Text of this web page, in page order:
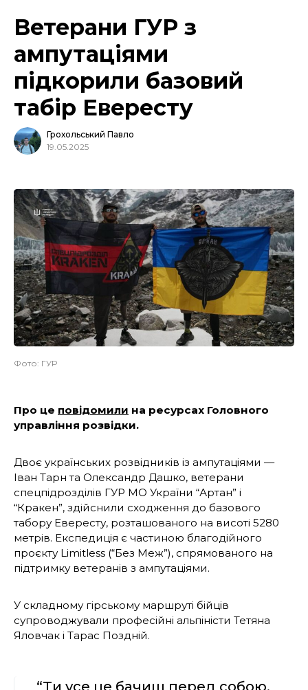
Ветерани ГУР з
ампутаціями
підкорили базовий
табір Евересту
Грохольський Павло
19.05.2025
Фото: ГУР
Про це повідомили на ресурсах Головного
управління розвідки.
Двоє українських розвідників із ампутаціями —
Іван Тарн та Олександр Дашко, ветерани
спецпідрозділів ГУР МО України “Артан” і
“Кракен”, здійснили сходження до базового
табору Евересту, розташованого на висоті 5280
метрів. Експедиція є частиною благодійного
проєкту Limitless (“Без Меж”), спрямованого на
підтримку ветеранів з ампутаціями.
У складному гірському маршруті бійців
супроводжували професійні альпіністи Тетяна
Яловчак і Тарас Поздній.